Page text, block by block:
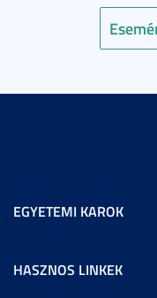
EGYETEMI KAROK
HASZNOS LINKEK